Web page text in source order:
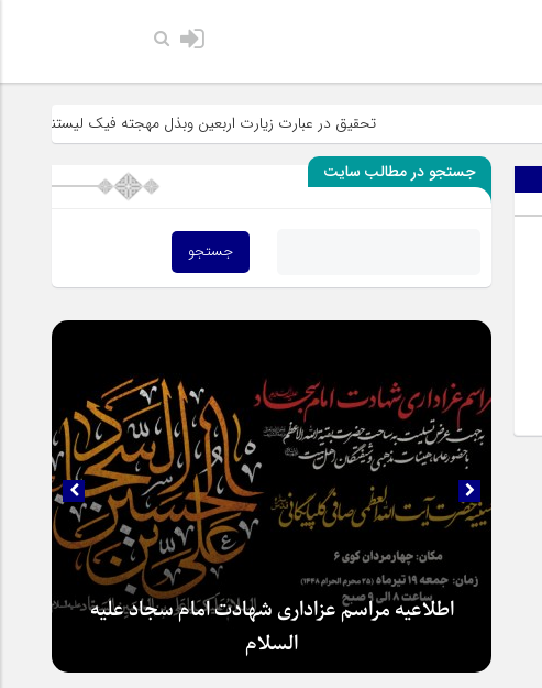
تحقیق در عبارت زیارت اربعین وبذل مهجته فیک لیستنقذ عبادک من
جستجو در مطالب سایت
اطلاعیه مراسم عزاداری شهادت امام سجاد علیه
السلام